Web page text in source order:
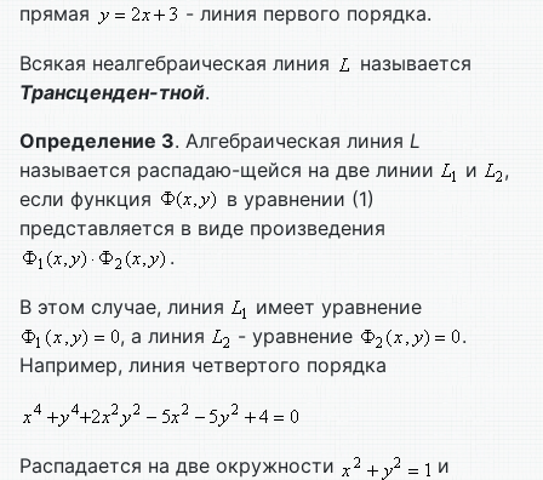
прямая
- линия первого порядка.
Всякая неалгебраическая линия
называется
Трансценден-тной.
Определение 3. Алгебраическая линия L
называется распадаю-щейся на две линии
и
,
если функция
в уравнении (1)
представляется в виде произведения
.
В этом случае, линия
имеет уравнение
, а линия
- уравнение
.
Например, линия четвертого порядка
Распадается на две окружности
и